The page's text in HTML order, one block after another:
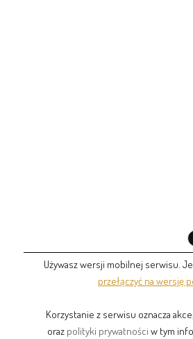
Używasz wersji mobilnej serwisu.
przełączyć na wersję
Korzystanie z serwisu oznacza
oraz polityki prywatności w tym